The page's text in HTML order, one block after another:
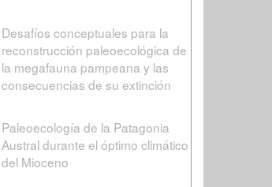
Desafíos conceptuales para la
reconstrucción paleoecológica de
la megafauna pampeana y las
consecuencias de su extinción
Paleoecología de la Patagonia
Austral durante el óptimo climático
del Mioceno